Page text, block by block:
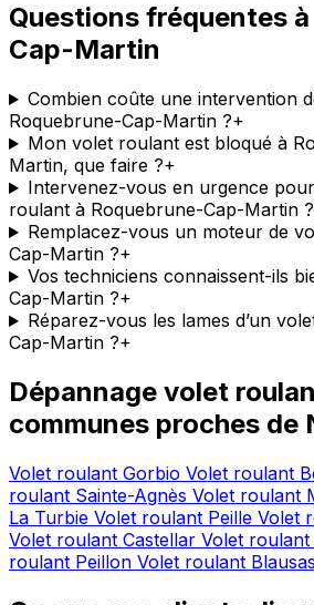
Questions fréquentes
Cap-Martin
Combien coûte une intervention
Roquebrune-Cap-Martin ?+
Mon volet roulant est bloqué à
Martin, que faire ?+
Intervenez-vous en urgence
roulant à Roquebrune-Cap-Martin ?
Remplacez-vous un moteur de
Cap-Martin ?+
Vos techniciens connaissent-ils
Cap-Martin ?+
Réparez-vous les lames d’un
Cap-Martin ?+
Dépannage volet
communes proches de
Volet roulant Gorbio Volet roulant
roulant Sainte-Agnès Volet roulant
La Turbie Volet roulant Peille Volet
Volet roulant Castellar Volet roulant
roulant Peillon Volet roulant